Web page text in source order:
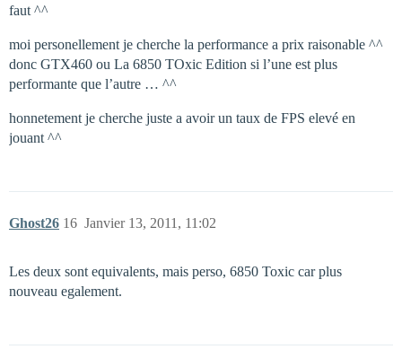
faut ^^
moi personellement je cherche la performance a prix raisonable ^^
donc GTX460 ou La 6850 TOxic Edition si l’une est plus
performante que l’autre … ^^
honnetement je cherche juste a avoir un taux de FPS elevé en
jouant ^^
Ghost26 Janvier 13, 2011, 11:02
16
Les deux sont equivalents, mais perso, 6850 Toxic car plus
nouveau egalement.